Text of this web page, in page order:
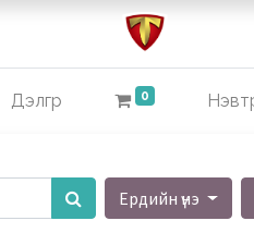
Дэлгүүр 0
Ердийн үнэ